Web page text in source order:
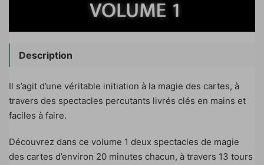
Description
Il s’agit d’une véritable initiation à la magie des cartes, à
travers des spectacles percutants livrés clés en mains et
faciles à faire.
Découvrez dans ce volume 1 deux spectacles de magie
des cartes d’environ 20 minutes chacun, à travers 13 tours